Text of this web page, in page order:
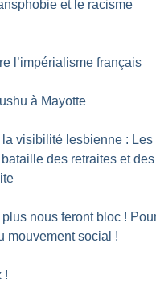
et le racisme
l’impérialisme français
à Mayotte
visibilité lesbienne : Les
des retraites et des
nous feront bloc !
mouvement social !
!